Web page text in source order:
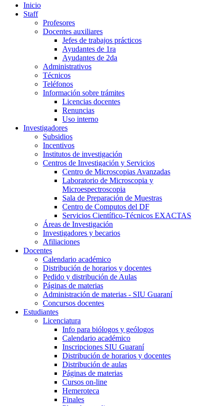
Inicio
Staff
Profesores
Docentes auxiliares
Jefes de trabajos prácticos
Ayudantes de 1ra
Ayudantes de 2da
Administrativos
Técnicos
Teléfonos
Información sobre trámites
Licencias docentes
Renuncias
Uso interno
Investigadores
Subsidios
Incentivos
Institutos de investigación
Centros de Investigación y Servicios
Centro de Microscopias Avanzadas
Laboratorio de Microscopia y
Microespectroscopia
Sala de Preparación de Muestras
Centro de Computos del DF
Servicios Científico-Técnicos EXACTAS
Áreas de Investigación
Investigadores y becarios
Afiliaciones
Docentes
Calendario académico
Distribución de horarios y docentes
Pedido y distribución de Aulas
Páginas de materias
Administración de materias - SIU Guaraní
Concursos docentes
Estudiantes
Licenciatura
Info para biólogos y geólogos
Calendario académico
Inscripciones SIU Guaraní
Distribución de horarios y docentes
Distribución de aulas
Páginas de materias
Cursos on-line
Hemeroteca
Finales